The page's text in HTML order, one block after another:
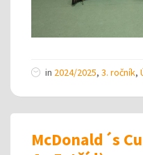
in 2024/2025, 3. ročník,
McDonald´s